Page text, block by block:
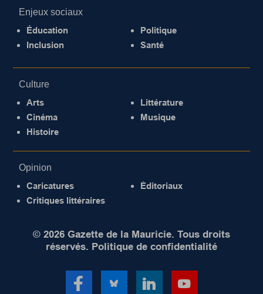
Enjeux sociaux
Éducation
Inclusion
Politique
Santé
Culture
Arts
Cinéma
Histoire
Littérature
Musique
Opinion
Caricatures
Critiques littéraires
Éditoriaux
© 2026 Gazette de la Mauricie. Tous droits
réservés. Politique de confidentialité